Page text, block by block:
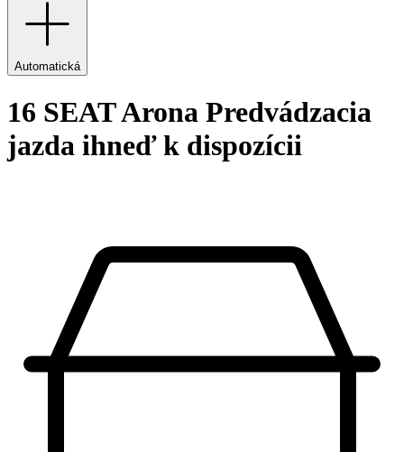
Automatická
16 SEAT Arona Predvádzacia
jazda ihneď k dispozícii